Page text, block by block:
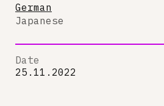
German
Japanese
Date
25.11.2022